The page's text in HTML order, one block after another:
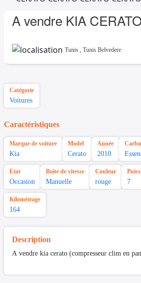
A vendre KIA
Tunis , Tunis Belvedere
Catégorie
Voitures
Caractéristiques
Marque de voiture
Kia
Model
Cerato
Année
2010
Etat
Occasion
Boîte de vitesse
Manuelle
Couleur
rouge 7
Kilométrage
164
Description
A vendre kia cerato (compresseur clim en